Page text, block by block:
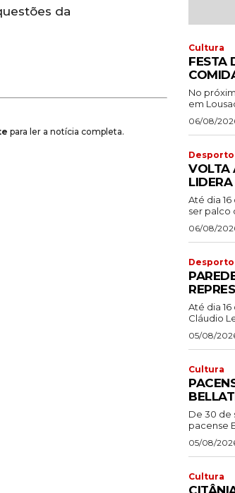
da
para ler a notícia completa.
Cultura
FESTA
No
em
06/08/
Desporto
VOLTA
Até dia
ser palco
06/08/
Desporto
Até dia
Cláudio
05/08/
Cultura
De 30 de
pacense
05/08/
Cultura